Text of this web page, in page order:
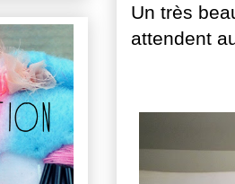
Un très
attendent